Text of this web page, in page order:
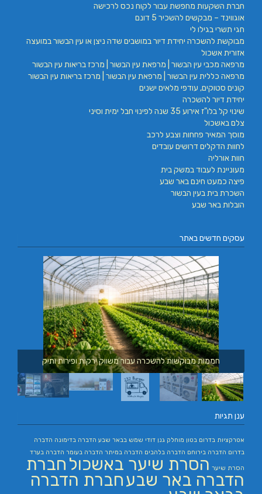
חברת השקעות מחפשת עבור לקוח נכס לרכישה
אוגווינד – מבקשים להשכיר 5 דונם
חגי תשרי בגילו לי
מבוקשת להשכרה יחידת דיור במושבים שדה ניצן או עין הבשור במועצה
אזורית אשכול
מרפאה מכבי עין הבשור | מרפאת עין הבשור | מרכז בריאות עין הבשור
מרפאה כללית עין הבשור | מרפאת עין הבשור | מרכז בריאות עין הבשור
קונים סטוקים, עודפי מלאים ישנים
יחידת דיור להשכרה
שינוי קל בלו"ז אירוע 35 שנה לפינוי חבל ימית וסיני
צלם באשכול
מוסך המאיר פחחות וצבע לרכב
לחוות הדקלים דרושים עובדים
חוות אורליה
מעוניינת לעבוד במשק בית
פיצה כמעט חינם באר שבע
השכרת בית בעין הבשור
הובלות באר שבע
עסקים חדשים באתר
חממות מבוקשות להשכרה עבור משווק ירקות ופירות ותיק
ענן תגיות
אטרקציות בדרום בטון מוחלק גנן דודי שמש בבאר שבע הדברה בדימונה הדברה
בדרום הדברה בירוחם הדברה בלהבים הדברה במיתר הדברה בעומר הדברה בערד
הסרת שיער הסרת שיער באשכול חברת
הדברה באר שבעחברת הדברה